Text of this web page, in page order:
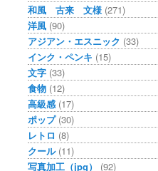
和風 古来 文様 (271)
洋風 (90)
アジアン・エスニック (33)
インク・ペンキ (15)
文字 (33)
食物 (12)
高級感 (17)
ポップ(30)
レトロ (8)
クール(11)
写真加工（jpg）
(92)